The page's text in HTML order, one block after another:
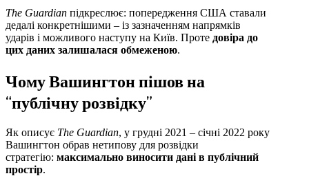
The Guardian підкреслює: попередження США ставали
дедалі конкретнішими – із зазначенням напрямків
ударів і можливого наступу на Київ. Проте довіра до
цих даних залишалася обмеженою.
Чому Вашингтон пішов на
“публічну розвідку”
Як описує The Guardian, у грудні 2021 – січні 2022 року
Вашингтон обрав нетипову для розвідки
стратегію: максимально виносити дані в публічний
простір.